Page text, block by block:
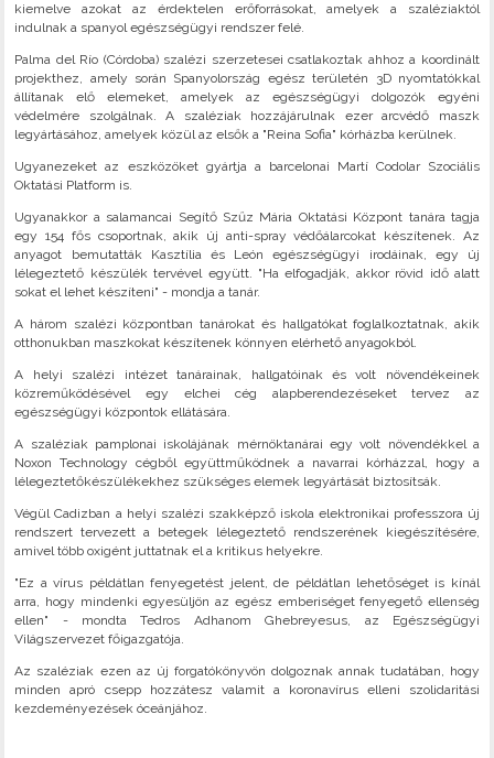
kiemelve azokat az érdektelen erőforrásokat, amelyek a szaléziaktól
indulnak a spanyol egészségügyi rendszer felé.
Palma del Río (Córdoba) szalézi szerzetesei csatlakoztak ahhoz a koordinált
projekthez, amely során Spanyolország egész területén 3D nyomtatókkal
állítanak elő elemeket, amelyek az egészségügyi dolgozók egyéni
védelmére szolgálnak. A szaléziak hozzájárulnak ezer arcvédő maszk
legyártásához, amelyek közül az elsők a "Reina Sofia" kórházba kerülnek.
Ugyanezeket az eszközöket gyártja a barcelonai Martí Codolar Szociális
Oktatási Platform is.
Ugyanakkor a salamancai Segítő Szűz Mária Oktatási Központ tanára tagja
egy 154 fős csoportnak, akik új anti-spray védőálarcokat készítenek. Az
anyagot bemutatták Kasztília és León egészségügyi irodáinak, egy új
lélegeztető készülék tervével együtt. "Ha elfogadják, akkor rövid idő alatt
sokat el lehet készíteni" - mondja a tanár.
A három szalézi központban tanárokat és hallgatókat foglalkoztatnak, akik
otthonukban maszkokat készítenek könnyen elérhető anyagokból.
A helyi szalézi intézet tanárainak, hallgatóinak és volt növendékeinek
közreműködésével egy elchei cég alapberendezéseket tervez az
egészségügyi központok ellátására.
A szaléziak pamplonai iskolájának mérnöktanárai egy volt növendékkel a
Noxon Technology cégből együttműködnek a navarrai kórházzal, hogy a
lélegeztetőkészülékekhez szükséges elemek legyártását biztosítsák.
Végül Cadizban a helyi szalézi szakképző iskola elektronikai professzora új
rendszert tervezett a betegek lélegeztető rendszerének kiegészítésére,
amivel több oxigént juttatnak el a kritikus helyekre.
"Ez a vírus példátlan fenyegetést jelent, de példátlan lehetőséget is kínál
arra, hogy mindenki egyesüljön az egész emberiséget fenyegető ellenség
ellen" - mondta Tedros Adhanom Ghebreyesus, az Egészségügyi
Világszervezet főigazgatója.
Az szaléziak ezen az új forgatókönyvön dolgoznak annak tudatában, hogy
minden apró csepp hozzátesz valamit a koronavírus elleni szolidaritási
kezdeményezések óceánjához.